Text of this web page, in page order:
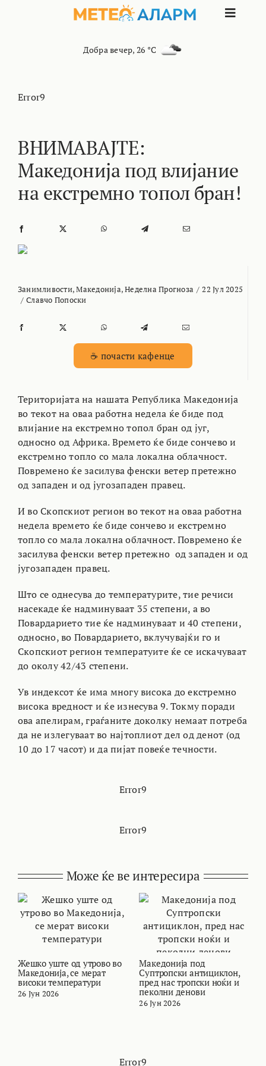
Toggle
ИНТЕРЕСНО
КОНТАКТ
Добра вечер, 26 °C
Error9
ВНИМАВАЈТЕ:
Македонија под влијание
на екстремно топол бран!
Занимливости,Македонија,Неделна Прогноза / 22 Јул 2025
/ Славчо Попоски
☕ почасти кафенце
Територијата на нашата Република Македонија
во текот на оваа работна недела ќе биде под
влијание на екстремно топол бран од југ,
односно од Африка. Времето ќе биде сончево и
екстремно топло со мала локална облачност.
Повремено ќе засилува фенски ветер претежно
од западен и од југозападен правец.
И во Скопскиот регион во текот на оваа работна
недела времето ќе биде сончево и екстремно
топло со мала локална облачност. Повремено ќе
засилува фенски ветер претежно од западен и од
југозападен правец.
Што се однесува до температурите, тие речиси
насекаде ќе надминуваат 35 степени, а во
Повардарието тие ќе надминуваат и 40 степени,
односно, во Повардарието, вклучувајќи го и
Скопскиот регион температуите ќе се искачуваат
до околу 42/43 степени.
Ув индексот ќе има многу висока до екстремно
висока вредност и ќе изнесува 9. Токму поради
ова апелирам, граѓаните доколку немаат потреба
да не излегуваат во најтоплиот дел од денот (од
10 до 17 часот) и да пијат повеќе течности.
Error9
Error9
Може ќе ве интересира
Жешко уште од утрово во
Македонија, се мерат
високи температури
26 Јун 2026
Македонија под
Суптропски антициклон,
пред нас тропски ноќи и
пеколни денови
26 Јун 2026
Error9